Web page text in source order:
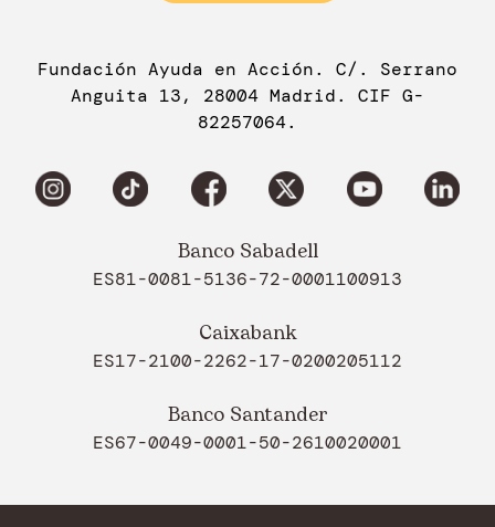
Fundación Ayuda en Acción. C/. Serrano
Anguita 13, 28004 Madrid. CIF G-
82257064.
Banco Sabadell
ES81-0081-5136-72-0001100913
Caixabank
ES17-2100-2262-17-0200205112
Banco Santander
ES67-0049-0001-50-2610020001